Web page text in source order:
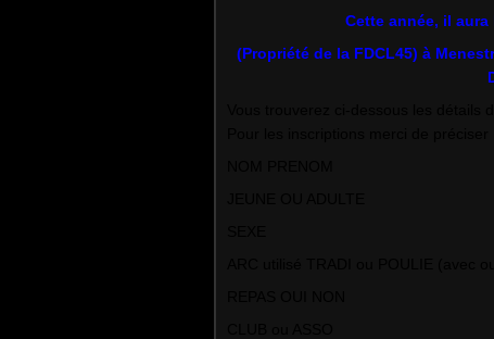
Cette année, il
(Propriété de la FDCL45) à